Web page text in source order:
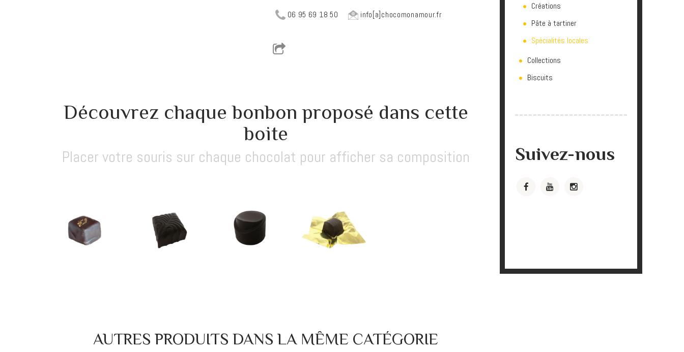
06 95 69 18 50 info[a]chocomonamour.fr
Découvrez chaque bonbon proposé dans cette
boite
Placer votre souris sur chaque chocolat pour afficher sa composition
AUTRES PRODUITS DANS LA MÊME CATÉGORIE
Créations
Pâte à tartiner
Spécialités locales
Collections
Biscuits
Suivez-nous